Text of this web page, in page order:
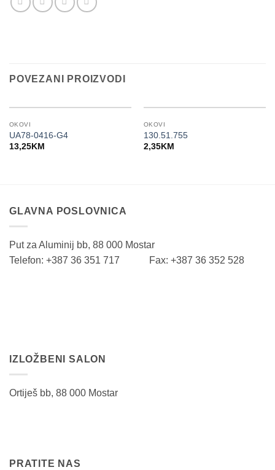
POVEZANI PROIZVODI
OKOVI
UA78-0416-G4
13,25KM
OKOVI
130.51.755
2,35KM
GLAVNA POSLOVNICA
Put za Aluminij bb, 88 000 Mostar
Telefon: +387 36 351 717 Fax: +387 36 352 528
IZLOŽBENI SALON
Ortiješ bb, 88 000 Mostar
PRATITE NAS